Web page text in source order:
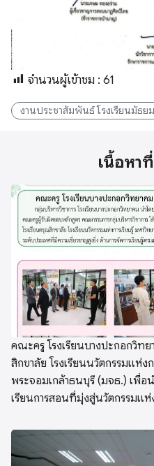
จำนวนผู้เข้าชม : 61
งานประชาสัมพันธ์ โรงเรียนมัธย
เนื้อหา
คณะครู โรงเรียนบางปะกอกวิท
สิกขาลัย โรงเรียนนวัตกรรมแห่ง
พระจอมเกล้าธนบุรี (มจธ.) เพื่อ
เรียนการสอนที่มุ่งสู่นวัตกรรมแห่